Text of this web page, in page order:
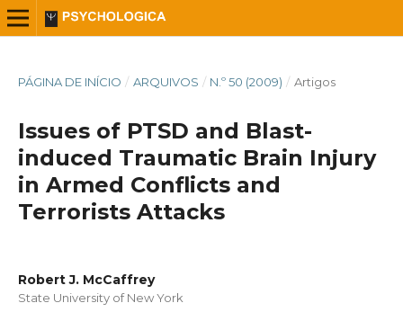
PÁGINA DE INÍCIO / ARQUIVOS / N.º 50 (2009) / Artigos
Issues of PTSD and Blast-
induced Traumatic Brain Injury
in Armed Conflicts and
Terrorists Attacks
Robert J. McCaffrey
State University of New York